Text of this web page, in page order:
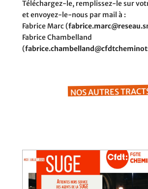
Téléchargez-le, remplissez-le sur
et envoyez-le-nous par mail à :
Fabrice Marc (
Fabrice Chambelland
(
NOS AUTRES